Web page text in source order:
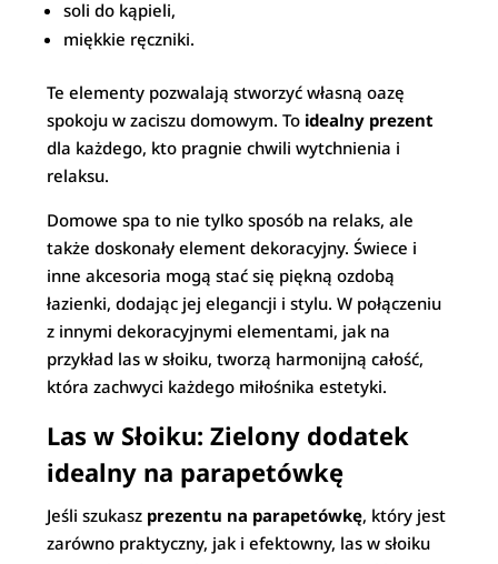
soli do kąpieli,
miękkie ręczniki.
Te elementy pozwalają stworzyć własną oazę
spokoju w zaciszu domowym. To idealny prezent
dla każdego, kto pragnie chwili wytchnienia i
relaksu.
Domowe spa to nie tylko sposób na relaks, ale
także doskonały element dekoracyjny. Świece i
inne akcesoria mogą stać się piękną ozdobą
łazienki, dodając jej elegancji i stylu. W połączeniu
z innymi dekoracyjnymi elementami, jak na
przykład las w słoiku, tworzą harmonijną całość,
która zachwyci każdego miłośnika estetyki.
Las w Słoiku: Zielony dodatek
idealny na parapetówkę
Jeśli szukasz prezentu na parapetówkę, który jest
zarówno praktyczny, jak i efektowny, las w słoiku